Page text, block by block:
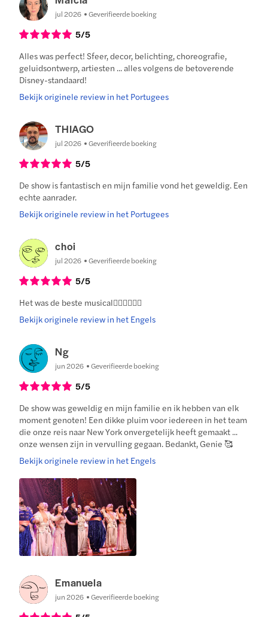
jul 2026 Geverifieerde boeking
5/5
Alles was perfect! Sfeer, decor, belichting, choreografie,
geluidsontwerp, artiesten ... alles volgens de betoverende
Disney-standaard!
Bekijk originele review in het Portugees
THIAGO
jul 2026 Geverifieerde boeking
5/5
De show is fantastisch en mijn familie vond het geweldig. Een
echte aanrader.
Bekijk originele review in het Portugees
choi
jul 2026 Geverifieerde boeking
5/5
Het was de beste musical👍🏻👍🏻👍🏻
Bekijk originele review in het Engels
Ng
jun 2026 Geverifieerde boeking
5/5
De show was geweldig en mijn familie en ik hebben van elk
moment genoten! Een dikke pluim voor iedereen in het team
die onze reis naar New York onvergetelijk heeft gemaakt ...
onze wensen zijn in vervulling gegaan. Bedankt, Genie 🥰
Bekijk originele review in het Engels
Emanuela
jun 2026 Geverifieerde boeking